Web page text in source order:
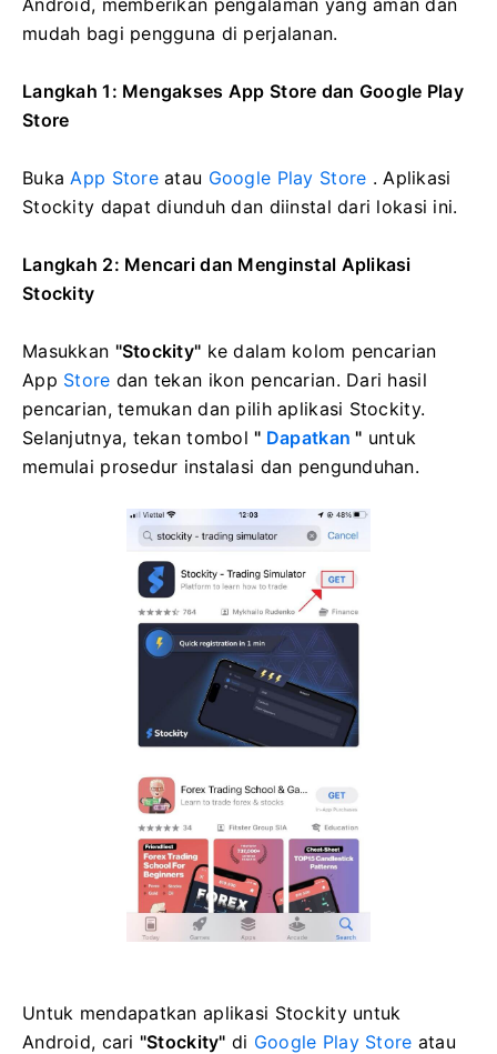
mudah bagi pengguna di perjalanan.
Langkah 1: Mengakses App Store dan Google Play
Store
Buka App Storeatau Google Play Store . Aplikasi
Stockity dapat diunduh dan diinstal dari lokasi ini.
Langkah 2: Mencari dan Menginstal Aplikasi
Stockity
Masukkan "Stockity" ke dalam kolom pencarian
App Store dan tekan ikon pencarian. Dari hasil
pencarian, temukan dan pilih aplikasi Stockity.
Selanjutnya, tekan tombol " Dapatkan " untuk
memulai prosedur instalasi dan pengunduhan.
Untuk mendapatkan aplikasi Stockity untuk
Android, cari "Stockity" di Google Play Store atau